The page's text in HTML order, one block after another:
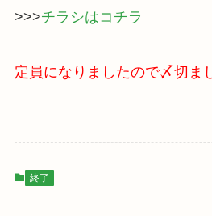
>>>チラシはコチラ
定員になりましたので〆切ま
終了